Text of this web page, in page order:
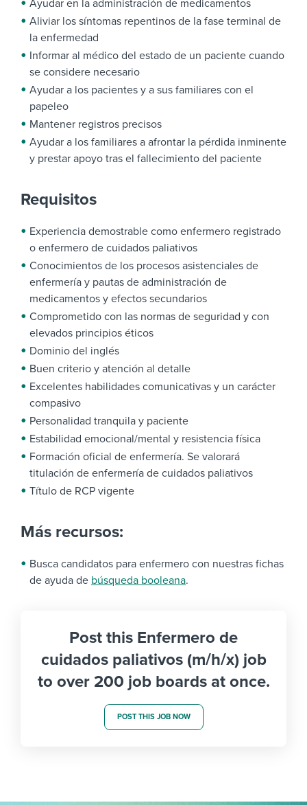
Ayudar en la administración de medicamentos
Aliviar los síntomas repentinos de la fase terminal de
la enfermedad
Informar al médico del estado de un paciente cuando
se considere necesario
Ayudar a los pacientes y a sus familiares con el
papeleo
Mantener registros precisos
Ayudar a los familiares a afrontar la pérdida inminente
y prestar apoyo tras el fallecimiento del paciente
Requisitos
Experiencia demostrable como enfermero registrado
o enfermero de cuidados paliativos
Conocimientos de los procesos asistenciales de
enfermería y pautas de administración de
medicamentos y efectos secundarios
Comprometido con las normas de seguridad y con
elevados principios éticos
Dominio del inglés
Buen criterio y atención al detalle
Excelentes habilidades comunicativas y un carácter
compasivo
Personalidad tranquila y paciente
Estabilidad emocional/mental y resistencia física
Formación oficial de enfermería. Se valorará
titulación de enfermería de cuidados paliativos
Título de RCP vigente
Más recursos:
Busca candidatos para enfermero con nuestras fichas
de ayuda de búsqueda booleana.
Post this Enfermero de
cuidados paliativos (m/h/x) job
to over 200 job boards at once.
POST THIS JOB NOW